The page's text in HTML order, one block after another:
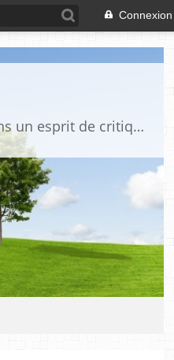
Connexion
Blog destiné à commenter l'actualité, politique, économique, culturelle, sportive, etc, dans un esprit de critique philosophique, d'esprit chrétien et français.La collaboration des lecteurs est souhaitée, de même que la courtoisie, et l'esprit de tolérance.